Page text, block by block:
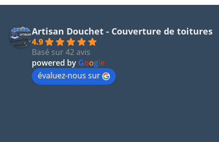
Artisan Douchet - Couverture de toitures
4.9
Basé sur 42 avis
powered by Google
évaluez-nous sur